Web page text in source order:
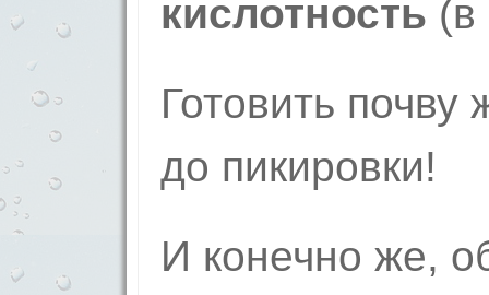
кислотность (в
Готовить почву
до пикировки!
И конечно же,